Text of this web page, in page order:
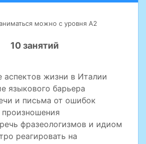
можно с уровня А2
10 занятий
аспектов жизни в Италии
языкового барьера
и письма от ошибок
фразеологизмов и идиом
реагировать на